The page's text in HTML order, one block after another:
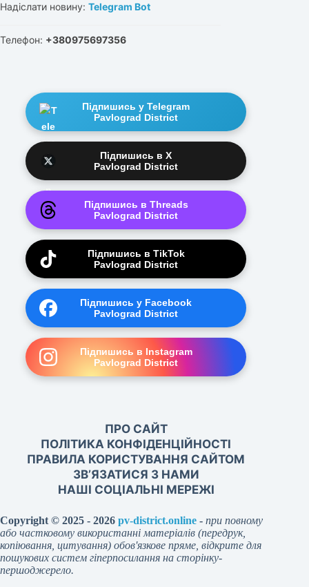
Надіслати новину: Telegram Bot
Телефон: +380975697356
Підпишись у Telegram
Pavlograd District
Підпишись в X
Pavlograd District
Підпишись в Threads
Pavlograd District
Підпишись в TikTok
Pavlograd District
Підпишись у Facebook
Pavlograd District
Підпишись в Instagram
Pavlograd District
ПРО САЙТ
ПОЛІТИКА КОНФІДЕНЦІЙНОСТІ
ПРАВИЛА КОРИСТУВАННЯ САЙТОМ
ЗВ’ЯЗАТИСЯ З НАМИ
НАШІ СОЦІАЛЬНІ МЕРЕЖІ
Copyright © 2025 - 2026 pv-district.online - при повному
або частковому використанні матеріалів (передрук,
копіювання, цитування) обов'язкове пряме, відкрите для
пошукових систем гіперпосилання на сторінку-
першоджерело.